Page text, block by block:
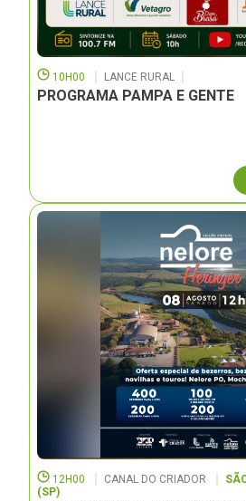
10H00 LANCE RURAL
PROGRAMA PAMPA E GENTE
12H00 CANAL DO CRIADOR
(SP)